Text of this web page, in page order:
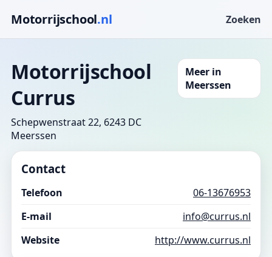
Motorrijschool.nl Zoeken
Motorrijschool
Currus
Schepwenstraat 22, 6243 DC
Meerssen
Meer in
Meerssen
Contact
Telefoon
06-13676953
E-mail
info@currus.nl
Website
http://www.currus.nl